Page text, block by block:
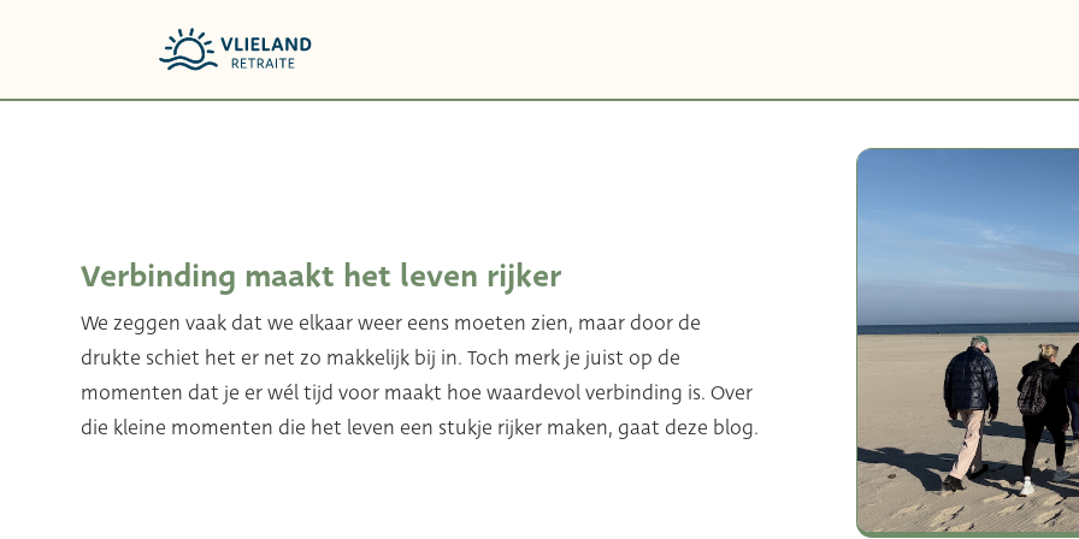
Verbinding maakt het leven rijker
We zeggen vaak dat we elkaar weer eens moeten zien, maar door de
drukte schiet het er net zo makkelijk bij in. Toch merk je juist op de
momenten dat je er wél tijd voor maakt hoe waardevol verbinding is. Over
die kleine momenten die het leven een stukje rijker maken, gaat deze blog.